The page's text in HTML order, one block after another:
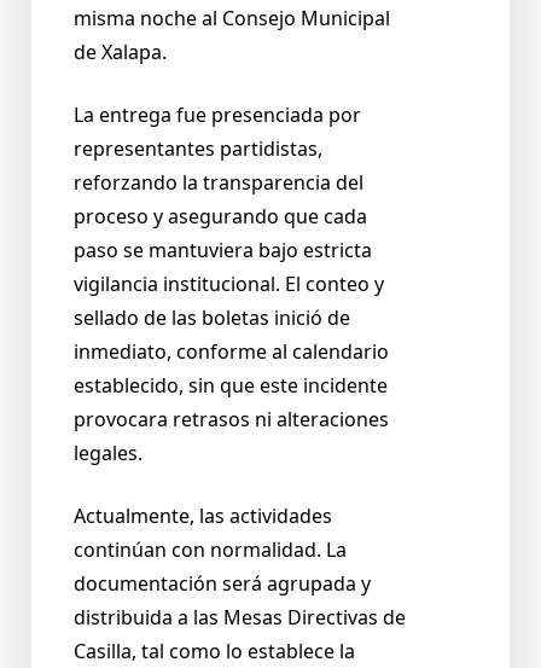
misma noche al Consejo Municipal
de Xalapa.
La entrega fue presenciada por
representantes partidistas,
reforzando la transparencia del
proceso y asegurando que cada
paso se mantuviera bajo estricta
vigilancia institucional. El conteo y
sellado de las boletas inició de
inmediato, conforme al calendario
establecido, sin que este incidente
provocara retrasos ni alteraciones
legales.
Actualmente, las actividades
continúan con normalidad. La
documentación será agrupada y
distribuida a las Mesas Directivas de
Casilla, tal como lo establece la